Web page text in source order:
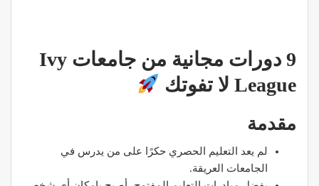
9 دورات مجانية من جامعات Ivy
League لا تفوتك
مقدمة
لم يعد التعليم الحصري حكرًا على من يدرس في
الجامعات العريقة.